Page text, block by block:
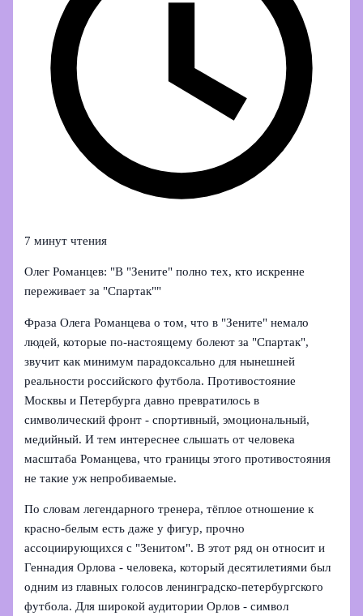
7 минут чтения
Олег Романцев: "В "Зените" полно тех, кто искренне
переживает за "Спартак""
Фраза Олега Романцева о том, что в "Зените" немало
людей, которые по‑настоящему болеют за "Спартак",
звучит как минимум парадоксально для нынешней
реальности российского футбола. Противостояние
Москвы и Петербурга давно превратилось в
символический фронт - спортивный, эмоциональный,
медийный. И тем интереснее слышать от человека
масштаба Романцева, что границы этого противостояния
не такие уж непробиваемые.
По словам легендарного тренера, тёплое отношение к
красно‑белым есть даже у фигур, прочно
ассоциирующихся с "Зенитом". В этот ряд он относит и
Геннадия Орлова - человека, который десятилетиями был
одним из главных голосов ленинградско-петербургского
футбола. Для широкой аудитории Орлов - символ